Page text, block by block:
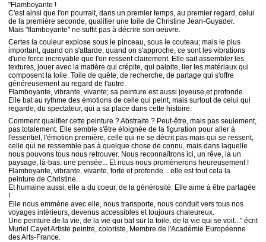
"Flamboyante !
C'est ainsi que l'on pourrait, dans un premier temps, au premier regard, celui
de la première seconde, qualifier une toile de Christine Jean-Guyader.
Mais "flamboyante" ne suffit pas à décrire son oeuvre.
Certes la couleur explose sous le pinceau, sous le couteau; mais le plus
important, quand on s'attarde, quand on s'approche, ce sont les vibrations
d'une force incroyable que l'on ressent clairement. Elle sait assembler les
textures, jouer avec la matière qui crépite, qui palpite, lier les matériaux qui
composent la toile. Toile de quête, de recherche, de partage qui s'offre
généreusement au regard de l'autre.
Flamboyante, vibrante, vivante; sa peinture est aussi joyeuse,et profonde.
Elle bat au rythme des émotions de celle qui peint, mais surtout de celui qui
regarde, du spectateur, qui a sa place dans cette histoire.
Comment qualifier cette peinture ? Abstraite ? Peut-être, mais pas seulement,
pas totalement. Elle semble s'être éloignée de la figuration pour aller à
l'essentiel, l'émotion première, celle qui ne se décrit pas mais qui se ressent,
celle qui ne ressemble pas à quelque chose de connu, mais dans laquelle
nous pouvons tous nous retrouver. Nous reconnaîtrons ici, un rêve, là un
paysage, là-bas, une pensée... Et nous nous promènerons heureusement !
Flamboyante, vibrante, vivante, forte et profonde... elle est tout cela la
peinture de Christine.
Et humaine aussi; elle a du coeur, de la générosité. Elle aime à être partagée
!
Elle nous emmène avec elle, nous transporte, nous conduit vers tous nos
voyages intérieurs, devenus accessibles et toujours chaleureux.
Une peinture de la vie, de la vie qui bat sur la toile, de la vie qui se voit..." écrit
Muriel Cayet Artiste peintre, coloriste, Membre de l'Académie Européenne
des Arts-France.